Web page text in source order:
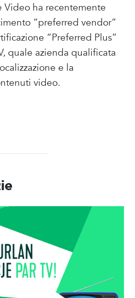
Video ha recentemente
“preferred vendor”
“Preferred Plus”
quale azienda qualificata
e la
video.